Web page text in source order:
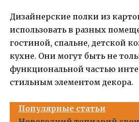
Дизайнерские полки из
использовать в разных
гостиной, спальне, детской
кухне. Они могут быть не
функциональной частью
стильным элементом декора.
Популярные статьи